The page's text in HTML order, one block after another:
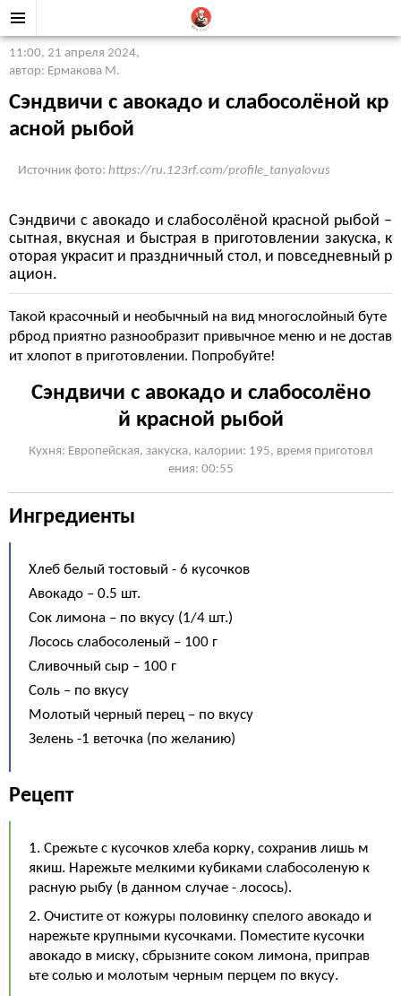
11:00, 21 апреля 2024,
автор: Ермакова М.
Сэндвичи с авокадо и слабосолёной кр
асной рыбой
Источник фото: https://ru.123rf.com/profile_tanyalovus
Сэндвичи с авокадо и слабосолёной красной рыбой –
сытная, вкусная и быстрая в приготовлении закуска, к
оторая украсит и праздничный стол, и повседневный р
ацион.
Такой красочный и необычный на вид многослойный буте
рброд приятно разнообразит привычное меню и не достав
ит хлопот в приготовлении. Попробуйте!
Сэндвичи с авокадо и слабосолёно
й красной рыбой
Кухня: Европейская, закуска, калории: 195, время приготовл
ения: 00:55
Ингредиенты
Хлеб белый тостовый - 6 кусочков
Авокадо – 0.5 шт.
Сок лимона – по вкусу (1/4 шт.)
Лосось слабосоленый – 100 г
Сливочный сыр – 100 г
Соль – по вкусу
Молотый черный перец – по вкусу
Зелень -1 веточка (по желанию)
Рецепт
1. Срежьте с кусочков хлеба корку, сохранив лишь м
якиш. Нарежьте мелкими кубиками слабосоленую к
расную рыбу (в данном случае - лосось).
2. Очистите от кожуры половинку спелого авокадо и
нарежьте крупными кусочками. Поместите кусочки
авокадо в миску, сбрызните соком лимона, приправ
ьте солью и молотым черным перцем по вкусу.